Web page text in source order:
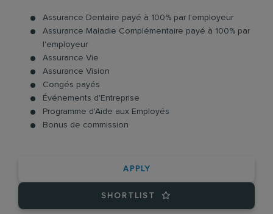
Assurance Dentaire payé à 100% par l'employeur
Assurance Maladie Complémentaire payé à 100% par
l'employeur
Assurance Vie
Assurance Vision
Congés payés
Événements d'Entreprise
Programme d'Aide aux Employés
Bonus de commission
APPLY
SHORTLIST